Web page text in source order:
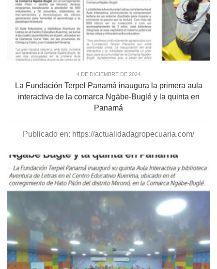
4 DE DICIEMBRE DE 2024
La Fundación Terpel Panamá inaugura la primera aula
interactiva de la comarca Ngäbe-Buglé y la quinta en
Panamá
Publicado en: https://actualidadagropecuaria.com/